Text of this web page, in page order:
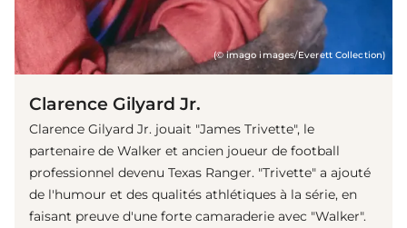
(© imago images/Everett Collection)
Clarence Gilyard Jr.
Clarence Gilyard Jr. jouait "James Trivette", le
partenaire de Walker et ancien joueur de football
professionnel devenu Texas Ranger. "Trivette" a ajouté
de l'humour et des qualités athlétiques à la série, en
faisant preuve d'une forte camaraderie avec "Walker".